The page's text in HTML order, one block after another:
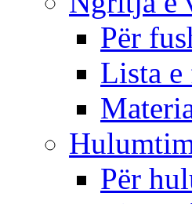
Për
Lista e
Për